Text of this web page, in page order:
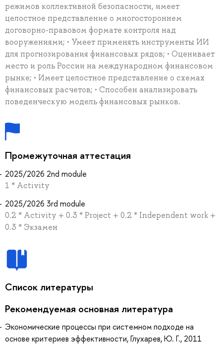
режимов коллективной безопасности, имеет
целостное представление о многостороннем
договорно-правовом формате контроля над
вооружениями; • Умеет применять инструменты ИИ
для прогнозирования финансовых рядов; • Оценивает
место и роль России на международном финансовом
рынке; • Имеет целостное представление о схемах
финансовых расчетов; • Способен анализировать
поведенческую модель финансовых рынков.
Промежуточная аттестация
2025/2026 2nd module
1 * Activity
2025/2026 3rd module
0.2 * Activity + 0.3 * Project + 0.2 * Independent work +
0.3 * Экзамен
Список литературы
Рекомендуемая основная литература
Экономические процессы при системном подходе на
основе критериев эффективности, Глухарев, Ю. Г., 2011